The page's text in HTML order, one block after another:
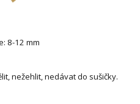
8-12 mm
nežehlit, nedávat do sušičky.